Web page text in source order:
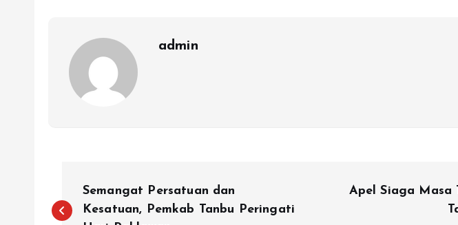
admin
a
Semangat Persatuan dan
Kesatuan, Pemkab Tanbu Peringati
Apel Siaga Masa